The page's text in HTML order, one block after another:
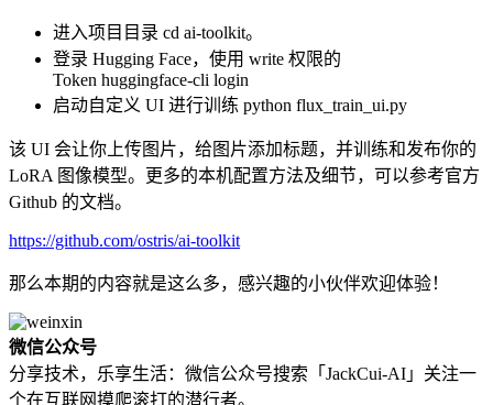
进入项目目录 cd ai-toolkit。
登录 Hugging Face，使用 write 权限的
Token huggingface-cli login
启动自定义 UI 进行训练 python flux_train_ui.py
该 UI 会让你上传图片，给图片添加标题，并训练和发布你的
LoRA 图像模型。更多的本机配置方法及细节，可以参考官方
Github 的文档。
https://github.com/ostris/ai-toolkit
那么本期的内容就是这么多，感兴趣的小伙伴欢迎体验！
微信公众号
分享技术，乐享生活：微信公众号搜索「JackCui-AI」关注一
个在互联网摸爬滚打的潜行者。